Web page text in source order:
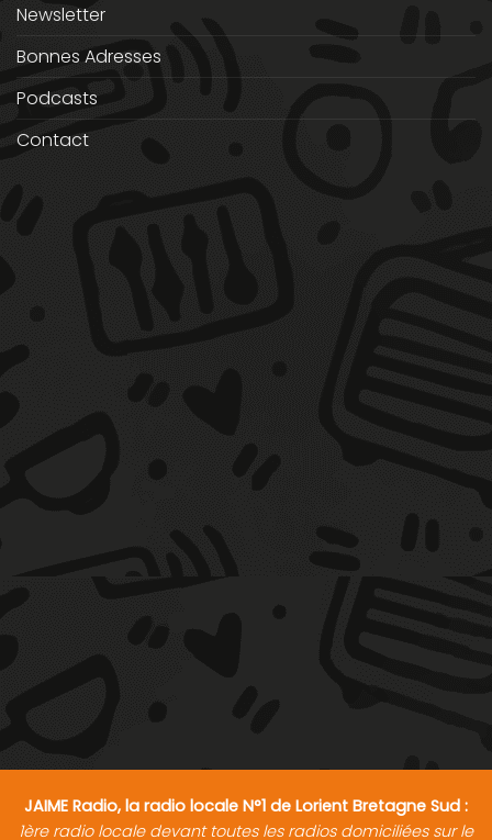
Newsletter
Bonnes Adresses
Podcasts
Contact
JAIME Radio, la radio locale N°1 de Lorient Bretagne Sud :
1ère radio locale devant toutes les radios domiciliées sur le